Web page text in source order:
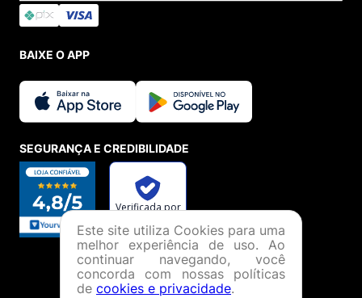
BAIXE O APP
SEGURANÇA E CREDIBILIDADE
Este site utiliza Cookies para uma
melhor experiência de uso. Ao
continuar navegando, você
concorda com nossas políticas
de cookies e privacidade.